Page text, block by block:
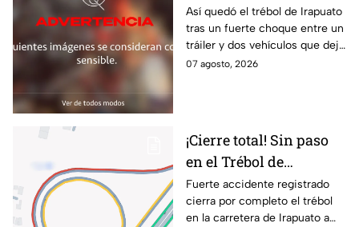
Irapuato tras aparatoso
choque; hay mu3rtos y
lesionados
Así quedó el trébol de Irapuato
tras un fuerte choque entre un
tráiler y dos vehículos que dejó
dos muertos y siete personas
07 agosto, 2026
¡Cierre total! Sin paso
en el Trébol de
Irapuato; toma estas
vías alternas
Fuerte accidente registrado
cierra por completo el trébol
en la carretera de Irapuato a